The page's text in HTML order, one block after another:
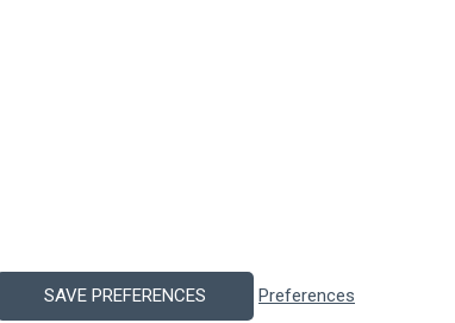
SAVE PREFERENCES Preferences